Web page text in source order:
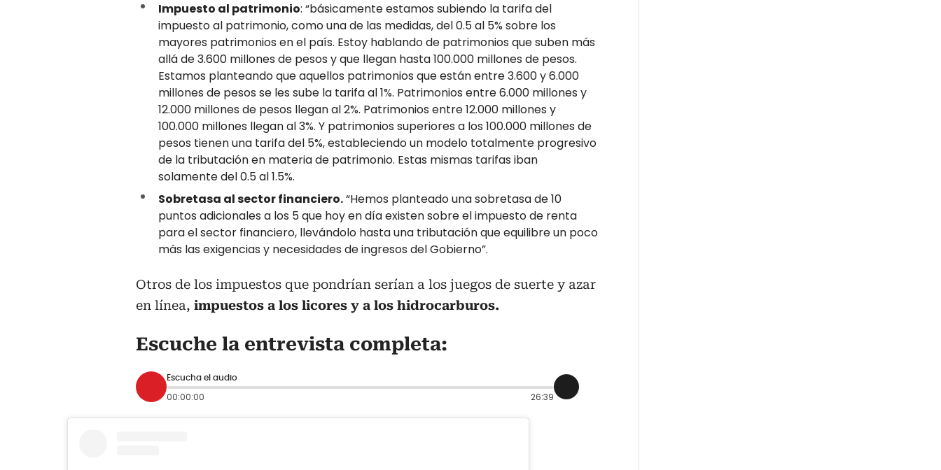
Impuesto al patrimonio: “básicamente estamos subiendo la tarifa del
impuesto al patrimonio, como una de las medidas, del 0.5 al 5% sobre los
mayores patrimonios en el país. Estoy hablando de patrimonios que suben más
allá de 3.600 millones de pesos y que llegan hasta 100.000 millones de pesos.
Estamos planteando que aquellos patrimonios que están entre 3.600 y 6.000
millones de pesos se les sube la tarifa al 1%. Patrimonios entre 6.000 millones y
12.000 millones de pesos llegan al 2%. Patrimonios entre 12.000 millones y
100.000 millones llegan al 3%. Y patrimonios superiores a los 100.000 millones de
pesos tienen una tarifa del 5%, estableciendo un modelo totalmente progresivo
de la tributación en materia de patrimonio. Estas mismas tarifas iban
solamente del 0.5 al 1.5%.
Sobretasa al sector financiero.“Hemos planteado una sobretasa de 10
puntos adicionales a los 5 que hoy en día existen sobre el impuesto de renta
para el sector financiero, llevándolo hasta una tributación que equilibre un poco
más las exigencias y necesidades de ingresos del Gobierno”.
Otros de los impuestos que pondrían serían a los juegos de suerte y azar
en línea, impuestos a los licores y a los hidrocarburos.
Escuche la entrevista completa:
Escucha el audio
00:00:00 26:39